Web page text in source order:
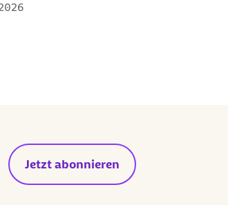
Jetzt abonnieren